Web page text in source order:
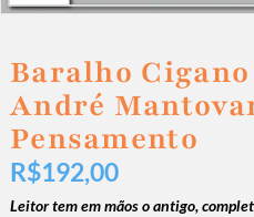
Baralho
André
Pensamento
R$192,00
Leitor tem em mãos o antigo,